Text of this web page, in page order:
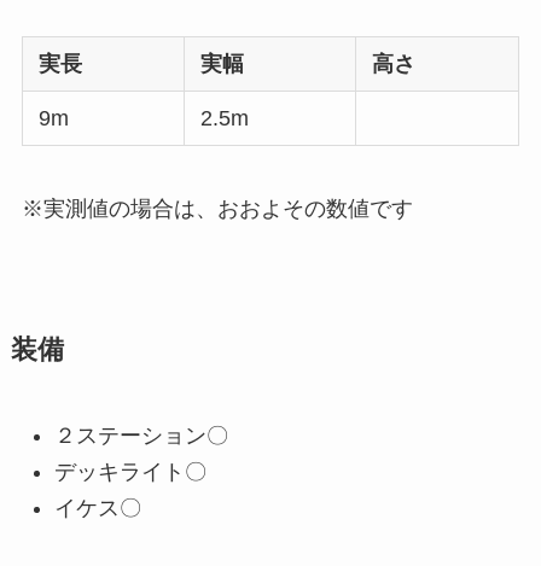
実長 実幅 高さ
9m 2.5m
※実測値の場合は、おおよその数値です
装備
２ステーション〇
デッキライト〇
イケス〇